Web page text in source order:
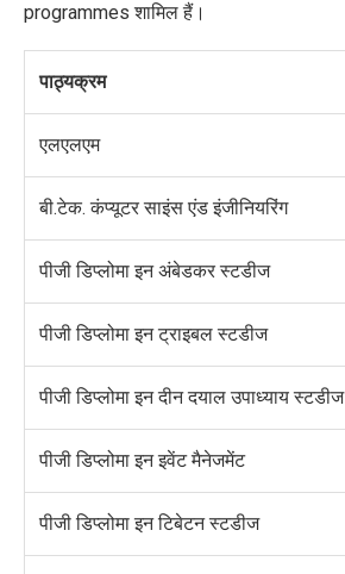
programmes शामिल हैं।
पाठ्यक्रम
एलएलएम
बी.टेक. कंप्यूटर साइंस एंड इंजीनियरिंग
पीजी डिप्लोमा इन अंबेडकर स्टडीज
पीजी डिप्लोमा इन ट्राइबल स्टडीज
पीजी डिप्लोमा इन दीन दयाल उपाध्याय स्टडीज
पीजी डिप्लोमा इन इवेंट मैनेजमेंट
पीजी डिप्लोमा इन टिबेटन स्टडीज